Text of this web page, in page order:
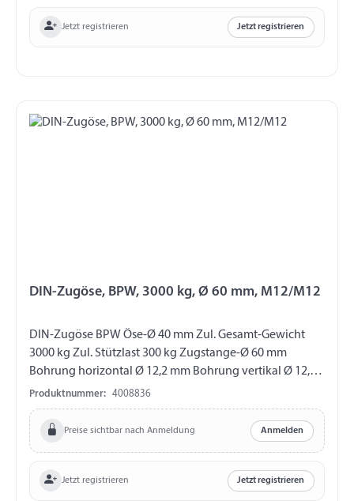
Jetzt registrieren Jetzt registrieren
DIN-Zugöse, BPW, 3000 kg, Ø 60 mm, M12/M12
DIN-Zugöse BPW Öse-Ø 40 mm Zul. Gesamt-Gewicht
3000 kg Zul. Stützlast 300 kg Zugstange-Ø 60 mm
Bohrung horizontal Ø 12,2 mm Bohrung vertikal Ø 12,5
mm Abstand Bohrungen 40 mm
Produktnummer: 4008836
Preise sichtbar nach Anmeldung Anmelden
Jetzt registrieren Jetzt registrieren